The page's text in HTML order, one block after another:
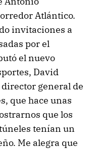
Atlántico.
invitaciones a
por el
el nuevo
David
general de
que hace unas
que los
tenían un
Me alegra que